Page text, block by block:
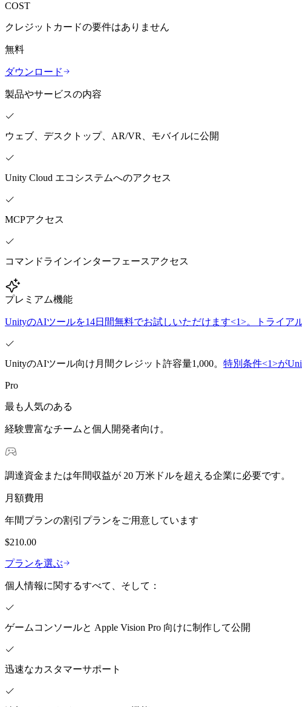
LiveOps
ローンチ後のインサイトとライブゲームオペレーション
成長
発見され、モバイルユーザーを獲得する
アプリ内課金
ストアとD2C全体でIAPを管理
収益化
プレイヤーを適切なゲームに接続する
活用事例
Unity でモバイル向けヒット作を制作して成長させる
インディーゲーム
少人数のチームで大規模なゲームを開発する
XR ゲーム
XR ゲームを複数プラットフォーム向けにローンチする
マルチプレイヤーゲーム
マルチプレイヤーゲーム制作を簡素化
小売
店内体験をオンライン体験に変換する
自動車
すべての業界を見る
ケーススタディ
実際の成功事例
専門家のヒントとコツ
デモ
デモ、サンプル、ビルディングブロック
新機能
更新情報、情報、技術的ヒント
ニュース、ストーリー、プレスセンター
世界中のUnityクリエイターを祝う
ハウツーガイド
実用的なヒントとベストプラクティス
教育
キャリアをスタートさせる
教育者向け
教育を大幅に強化
教育機関向けライセンス
Unityの力をあなたの機関に持ち込む
認定教材
Unityのマスタリーを証明する
COST
クレジットカードの要件はありません
無料
ダウンロード
製品やサービスの内容
ウェブ、デスクトップ、AR/VR、モバイルに公開
Unity Cloud エコシステムへのアクセス
MCPアクセス
コマンドラインインターフェースアクセス
プレミアム機能
UnityのAIツールを14日間無料でお試しいただけます<1>。トライア
UnityのAIツール向け月間クレジット許容量1,000。 特別条件<1>が
Pro
最も人気のある
経験豊富なチームと個人開発者向け。
調達資金または年間収益が 20 万米ドルを超える企業に必要です。
月額費用
年間プランの割引プランをご用意しています
$210.00
プランを選ぶ
個人情報に関するすべて、そして：
ゲームコンソールと Apple Vision Pro 向けに制作して公開
迅速なカスタマーサポート